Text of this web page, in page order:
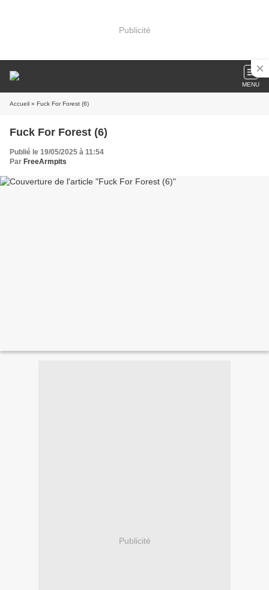
Publicité
MENU
Accueil » Fuck For Forest (6)
Fuck For Forest (6)
Publié le 19/05/2025 à 11:54
Par FreeArmpits
Publicité